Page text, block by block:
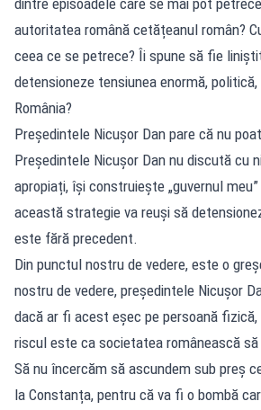
autoritatea română cetățeanul român?
ceea ce se petrece? Îi spune să fie
detensioneze tensiunea enormă,
România?
Președintele Nicușor Dan pare că nu
Președintele Nicușor Dan nu discută cu
apropiați, își construiește „guvernul
această strategie va reuși să
este fără precedent.
Din punctul nostru de vedere, este o
nostru de vedere, președintele Nicușor
dacă ar fi acest eșec pe persoană fizică,
riscul este ca societatea românească să
Să nu încercăm să ascundem sub preș
la Constanța, pentru că va fi o bombă